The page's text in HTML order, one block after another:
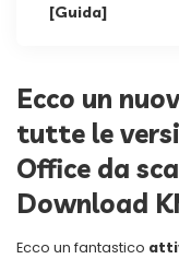
[Guida]
Ecco un
tutte le
Office da
Download
Ecco un fantastico